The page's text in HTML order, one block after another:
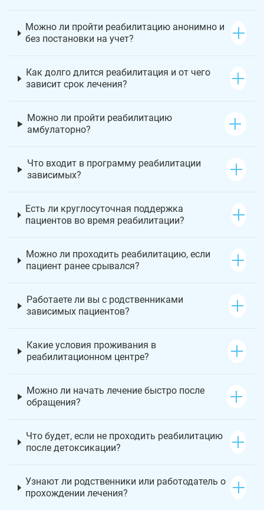
Можно ли пройти реабилитацию анонимно и
без постановки на учет?
Как долго длится реабилитация и от чего
зависит срок лечения?
Можно ли пройти реабилитацию
амбулаторно?
Что входит в программу реабилитации
зависимых?
Есть ли круглосуточная поддержка
пациентов во время реабилитации?
Можно ли проходить реабилитацию, если
пациент ранее срывался?
Работаете ли вы с родственниками
зависимых пациентов?
Какие условия проживания в
реабилитационном центре?
Можно ли начать лечение быстро после
обращения?
Что будет, если не проходить реабилитацию
после детоксикации?
Узнают ли родственники или работодатель о
прохождении лечения?